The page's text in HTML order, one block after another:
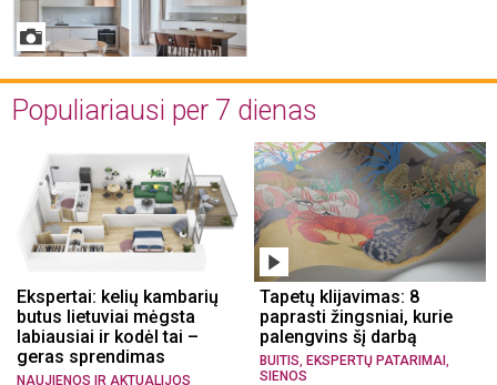
Populiariausi per 7 dienas
Ekspertai: kelių kambarių
butus lietuviai mėgsta
labiausiai ir kodėl tai –
geras sprendimas
NAUJIENOS IR AKTUALIJOS
Tapetų klijavimas: 8
paprasti žingsniai, kurie
palengvins šį darbą
BUITIS EKSPERTŲ PATARIMAI
SIENOS